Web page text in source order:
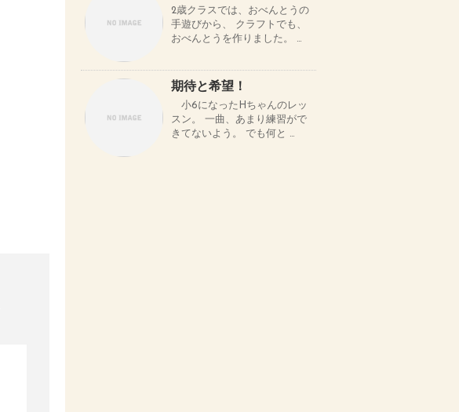
2歳クラスでは、おべんとうの
手遊びから、 クラフトでも、
おべんとうを作りました。 …
期待と希望！
小6になったHちゃんのレッ
スン。 一曲、あまり練習がで
きてないよう。 でも何と …